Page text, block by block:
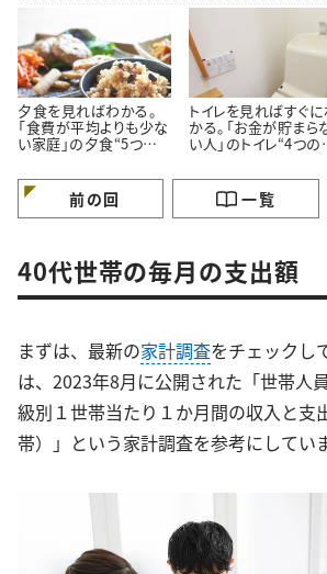
夕食を見ればわかる。
「食費が平均よりも少な
い家庭」の夕食“5つの
トイレを見ればすぐ
かる。「お金が貯まら
い人」のトイレ“4つの
前の回 一覧
40代世帯の毎月の支出額
まずは、最新の家計調査をチェックし
は、2023年8月に公開された「世帯人
級別１世帯当たり１か月間の収入と支
帯）」という家計調査を参考にしていま